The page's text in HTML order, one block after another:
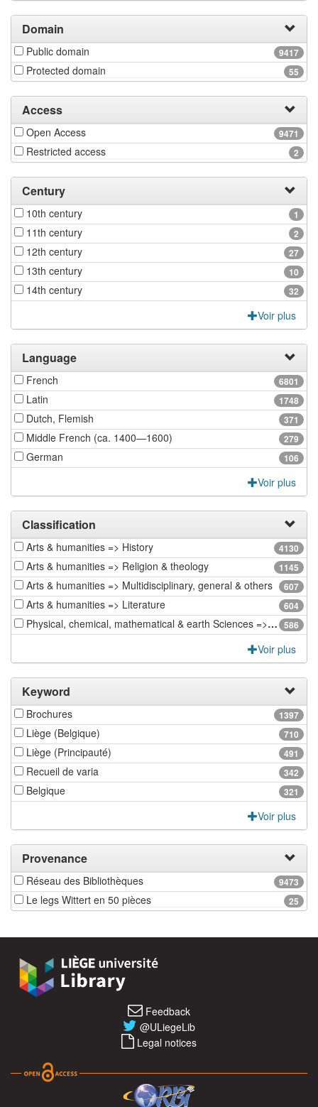
Domain
9417
Public domain
55
Protected domain
Access
9471
Open Access
2
Restricted access
Century
1
10th century
2
11th century
27
12th century
10
13th century
32
14th century
Voir plus
Language
6801
French
1748
Latin
371
Dutch, Flemish
279
Middle French (ca. 1400—1600)
106
German
Voir plus
Classification
4130
Arts & humanities => History
1145
Arts & humanities => Religion & theology
607
Arts & humanities => Multidisciplinary, general & others
604
Arts & humanities => Literature
586
Physical, chemical, mathematical & earth Sciences => Earth sciences & physical geography
Voir plus
Keyword
1397
Brochures
710
Liège (Belgique)
491
Liège (Principauté)
342
Recueil de varia
321
Belgique
Voir plus
Provenance
9473
Réseau des Bibliothèques
25
Le legs Wittert en 50 pièces
Feedback
@ULiegeLib
Legal notices